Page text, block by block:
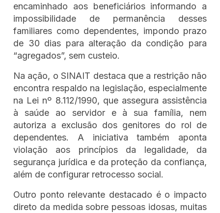
encaminhado aos beneficiários informando a
impossibilidade de permanência desses
familiares como dependentes, impondo prazo
de 30 dias para alteração da condição para
“agregados”, sem custeio.
Na ação, o SINAIT destaca que a restrição não
encontra respaldo na legislação, especialmente
na Lei nº 8.112/1990, que assegura assistência
à saúde ao servidor e à sua família, nem
autoriza a exclusão dos genitores do rol de
dependentes. A iniciativa também aponta
violação aos princípios da legalidade, da
segurança jurídica e da proteção da confiança,
além de configurar retrocesso social.
Outro ponto relevante destacado é o impacto
direto da medida sobre pessoas idosas, muitas